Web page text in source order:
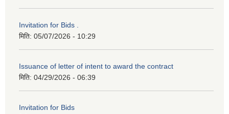
Invitation for Bids .
मिति: 05/07/2026 - 10:29
Issuance of letter of intent to award the contract
मिति: 04/29/2026 - 06:39
Invitation for Bids